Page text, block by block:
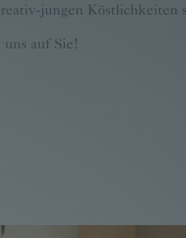
jungen Köstlichkeiten
auf Sie!